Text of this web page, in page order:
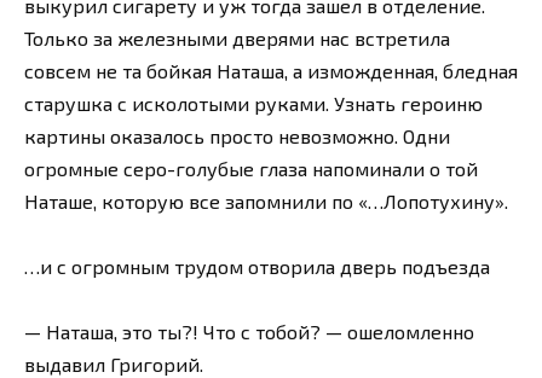
выкурил сигарету и уж тогда зашел в отделение.
Только за железными дверями нас встретила
совсем не та бойкая Наташа, а изможденная, бледная
старушка с исколотыми руками. Узнать героиню
картины оказалось просто невозможно. Одни
огромные серо-голубые глаза напоминали о той
Наташе, которую все запомнили по «…Лопотухину».
…и с огромным трудом отворила дверь подъезда
— Наташа, это ты?! Что с тобой? — ошеломленно
выдавил Григорий.